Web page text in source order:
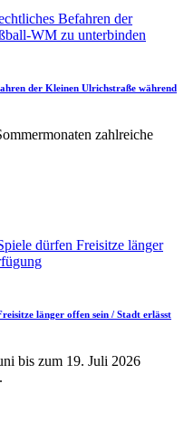
der Kleinen Ulrichstraße während
zahlreiche
länger offen sein / Stadt erlässt
bis zum 19. Juli 2026